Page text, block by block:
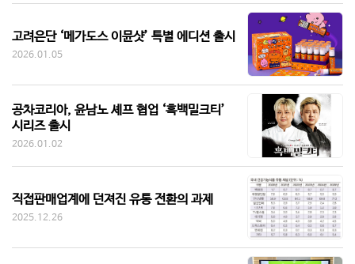
고려은단 ‘메가도스 이뮨샷’ 특별 에디션 출시
2026.01.05
공차코리아, 윤남노 셰프 협업 ‘흑백밀크티’
시리즈 출시
2026.01.02
직접판매업계에 던져진 유통 전환의 과제
2025.12.26